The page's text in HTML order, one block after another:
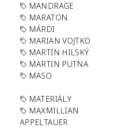
MANDRAGE
MARATON
MÁRDI
MARIAN VOJTKO
MARTIN HILSKÝ
MARTIN PUTNA
MASO
MATERIÁLY
MAXMILLIAN
APPELTAUER